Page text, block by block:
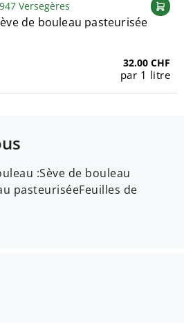
Versegères
de bouleau pasteurisée
32.00 CHF
par 1 litre
:Sève de bouleau
pasteuriséeFeuilles de